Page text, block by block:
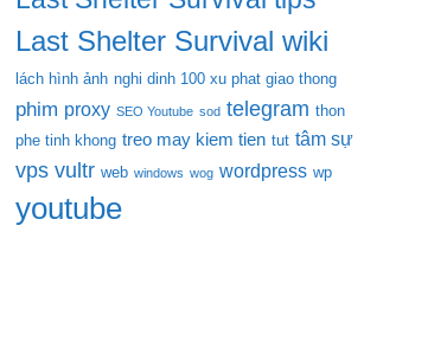
Last Shelter Survival wiki
lách hình ảnh nghi dinh 100 xu phat giao thong
phim proxy SEO Youtube sod telegram thon
phe tinh khong treo may kiem tien tut tâm sự
vps vultr web windows wog wordpress wp
youtube